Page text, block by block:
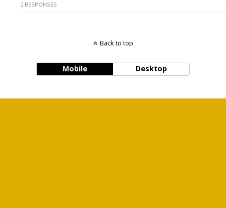
2 RESPONSES
Back to top
Mobile Desktop